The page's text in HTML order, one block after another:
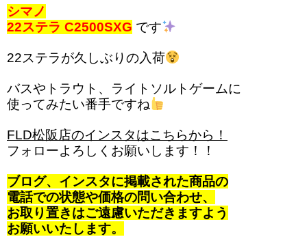
シマノ
22ステラ C2500SXG です
22ステラが久しぶりの入荷
バスやトラウト、ライトソルトゲームに
使ってみたい番手ですね
FLD松阪店のインスタはこちらから！
フォローよろしくお願いします！！
ブログ、インスタに掲載された商品の
電話での状態や価格の問い合わせ、
お取り置きはご遠慮いただきますよう
お願いいたします。